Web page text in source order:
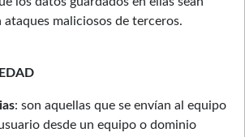
ataques maliciosos de terceros.
: son aquellas que se envían al equipo
desde un equipo o dominio